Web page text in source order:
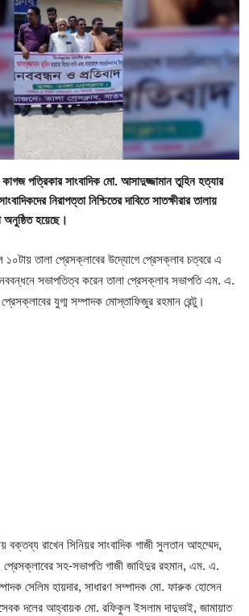
কাগজ পত্রিকার সাংবাদিক মো. আসাদুজ্জামান তুহিন হত্যার
নিরাপত্তা নিশ্চিতের দাবিতে সাতক্ষীরার তালায়
হয়েছে।
তালা প্রেসক্লাবের উদ্যোগে প্রেসক্লাব চত্বরে এ
সভাপতিত্ব করেন তালা প্রেসক্লাব সভাপতি এম. এ.
যুগ্ম সম্পাদক মোস্তাফিজুর রহমান রেন্টু।
বক্তব্য রাখেন সিনিয়র সাংবাদিক গাজী সুলতান আহম্মেদ,
সহ-সভাপতি গাজী জাহিদুর রহমান, এম. এ.
সেলিম হায়দার, সাধারণ সম্পাদক মো. ফারুক হোসেন
দলের আহ্বায়ক মো. রফিকুল ইসলাম দাদুভাই, জামায়াত